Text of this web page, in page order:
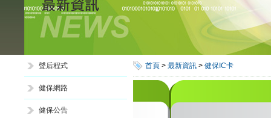
聲后程式
健保網路
健保公告
首頁 > 最新資訊 > 健保IC卡